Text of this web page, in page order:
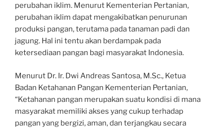
perubahan iklim. Menurut Kementerian Pertanian,
perubahan iklim dapat mengakibatkan penurunan
produksi pangan, terutama pada tanaman padi dan
jagung. Hal ini tentu akan berdampak pada
ketersediaan pangan bagi masyarakat Indonesia.
Menurut Dr. Ir. Dwi Andreas Santosa, M.Sc., Ketua
Badan Ketahanan Pangan Kementerian Pertanian,
“Ketahanan pangan merupakan suatu kondisi di mana
masyarakat memiliki akses yang cukup terhadap
pangan yang bergizi, aman, dan terjangkau secara